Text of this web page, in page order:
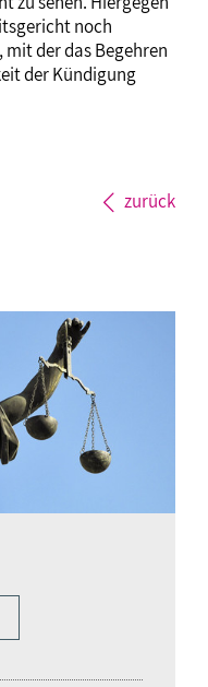
noch
der das Begehren
der Kündigung
zurück